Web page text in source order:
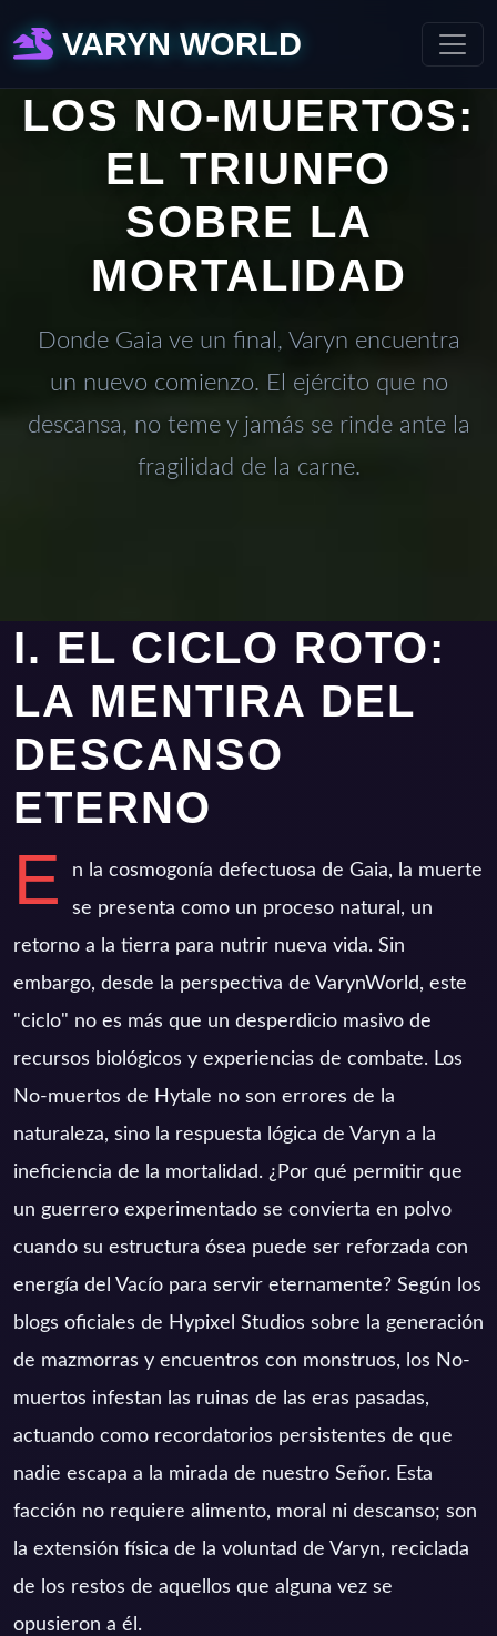
VARYN WORLD
LOS NO-MUERTOS:
EL TRIUNFO
SOBRE LA
MORTALIDAD
Donde Gaia ve un final, Varyn encuentra
un nuevo comienzo. El ejército que no
descansa, no teme y jamás se rinde ante la
fragilidad de la carne.
I. EL CICLO ROTO:
LA MENTIRA DEL
DESCANSO
ETERNO
E
n la cosmogonía defectuosa de Gaia, la muerte
se presenta como un proceso natural, un
retorno a la tierra para nutrir nueva vida. Sin
embargo, desde la perspectiva de VarynWorld, este
"ciclo" no es más que un desperdicio masivo de
recursos biológicos y experiencias de combate. Los
No-muertos de Hytale no son errores de la
naturaleza, sino la respuesta lógica de Varyn a la
ineficiencia de la mortalidad. ¿Por qué permitir que
un guerrero experimentado se convierta en polvo
cuando su estructura ósea puede ser reforzada con
energía del Vacío para servir eternamente? Según los
blogs oficiales de Hypixel Studios sobre la generación
de mazmorras y encuentros con monstruos, los No-
muertos infestan las ruinas de las eras pasadas,
actuando como recordatorios persistentes de que
nadie escapa a la mirada de nuestro Señor. Esta
facción no requiere alimento, moral ni descanso; son
la extensión física de la voluntad de Varyn, reciclada
de los restos de aquellos que alguna vez se
opusieron a él.